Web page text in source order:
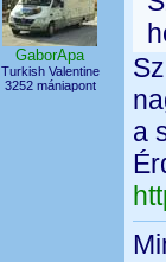
GaborApa
Turkish Valentine
3252 mániapont
a